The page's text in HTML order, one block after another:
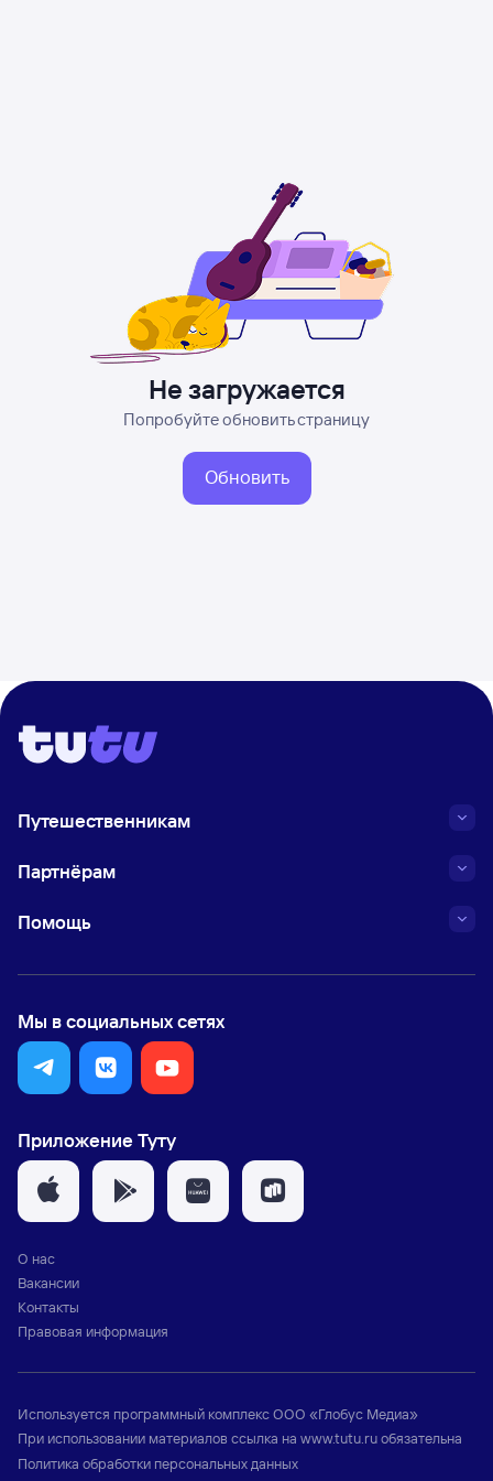
Не загружается
Попробуйте обновить страницу
Обновить
Путешественникам
Партнёрам
Помощь
Мы в социальных сетях
Приложение Туту
О нас
Вакансии
Контакты
Правовая информация
Используется программный комплексООО «Глобус Медиа»
При использовании материалов ссылка на www.tutu.ruобязательна
Политика обработки персональных данных